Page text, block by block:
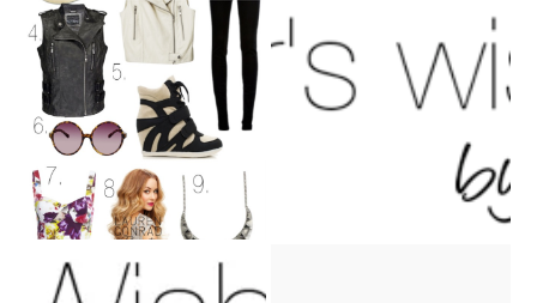
September's wishlist September's wishlist